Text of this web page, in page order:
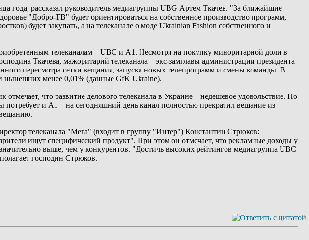
года, рассказал руководитель медиагруппы UBG Артем Ткачев. "За ближайшие
"Добро-ТВ" будет ориентироваться на собственное производство программ,
будет закупать, а на телеканале о моде Ukrainian Fashion собственного и
телеканалам – UBC и А1. Несмотря на покупку миноритарной доли в
Ткачева, мажоритарий телеканала – экс-замглавы администрации президента
пересмотра сетки вещания, запуска новых телепрограмм и смены команды. В
нынешних менее 0,01% (данные GfK Ukraine).
что развитие делового телеканала в Украине – недешевое удовольствие. По
и A1 – на сегодняшний день канал полностью прекратил вещание из
телеканала "Мега" (входит в группу "Интер") Константин Стрюков:
ищут специфический продукт". При этом он отмечает, что рекламные доходы у
выше, чем у конкурентов. "Достичь высоких рейтингов медиагруппа UBC
господин Стрюков.